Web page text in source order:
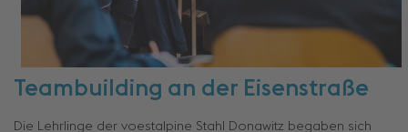
Teambuilding an der Eisenstraße
Die Lehrlinge der voestalpine Stahl Donawitz begaben sich